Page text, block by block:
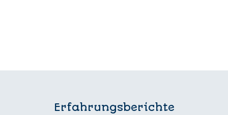
Erfahrungsberichte